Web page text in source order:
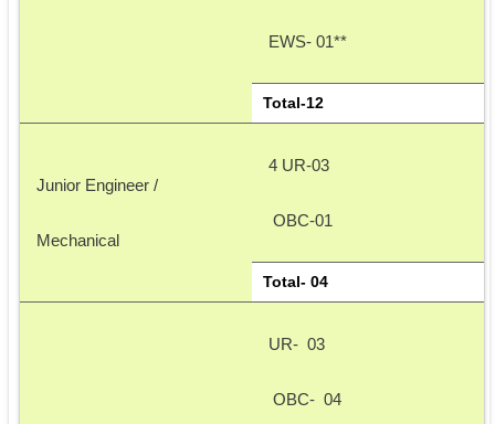
EWS- 01**
Total-12
Junior Engineer /
Mechanical
4 UR-03
OBC-01
Total- 04
UR-  03
OBC-  04